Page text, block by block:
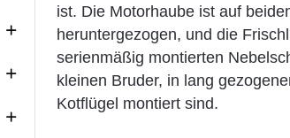
ist. Die Motorhaube ist auf
heruntergezogen, und die
serienmäßig montierten
kleinen Bruder, in lang
Kotflügel montiert sind.